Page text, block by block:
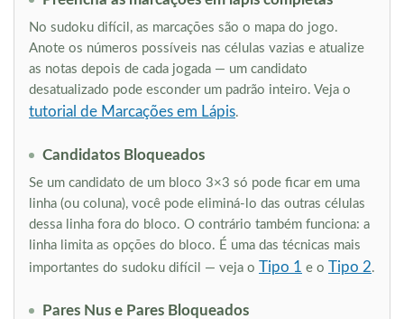
No sudoku difícil, as marcações são o mapa do jogo.
Anote os números possíveis nas células vazias e atualize
as notas depois de cada jogada — um candidato
desatualizado pode esconder um padrão inteiro. Veja o
tutorial de Marcações em Lápis.
Candidatos Bloqueados
Se um candidato de um bloco 3×3 só pode ficar em uma
linha (ou coluna), você pode eliminá-lo das outras células
dessa linha fora do bloco. O contrário também funciona: a
linha limita as opções do bloco. É uma das técnicas mais
importantes do sudoku difícil — veja o Tipo 1 e o Tipo 2.
Pares Nus e Pares Bloqueados